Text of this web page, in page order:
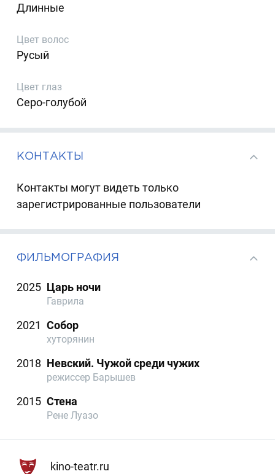
Длинные
Цвет волос
Русый
Цвет глаз
Серо-голубой
КОНТАКТЫ
Контакты могут видеть только
зарегистрированные пользователи
ФИЛЬМОГРАФИЯ
2025 Царь ночи
Гаврила
2021 Собор
хуторянин
2018 Невский. Чужой среди чужих
режиссер Барышев
2015 Стена
Рене Луазо
kino-teatr.ru